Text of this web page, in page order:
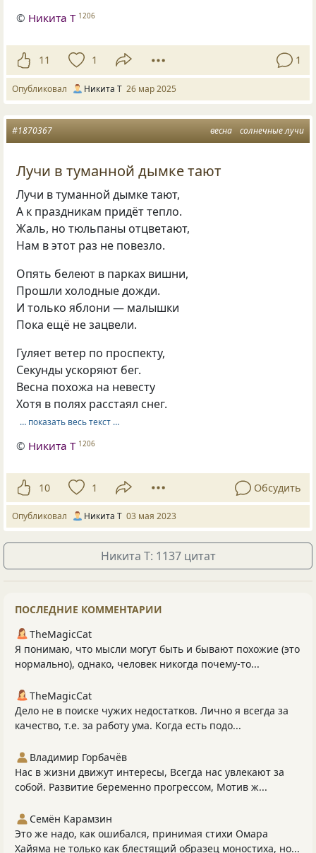
© Никита Т 1206
11 1 1
Опубликовал Никита Т 26 мар 2025
весна солнечные лучи
#1870367
Лучи в туманной дымке тают
Лучи в туманной дымке тают,
А к праздникам придёт тепло.
Жаль, но тюльпаны отцветают,
Нам в этот раз не повезло.
Опять белеют в парках вишни,
Прошли холодные дожди.
И только яблони — малышки
Пока ещё не зацвели.
Гуляет ветер по проспекту,
Секунды ускоряют бег.
Весна похожа на невесту
Хотя в полях расстаял снег.
… показать весь текст …
© Никита Т 1206
10 1 Обсудить
Опубликовал Никита Т 03 мая 2023
Никита Т: 1137 цитат
ПОСЛЕДНИЕ КОММЕНТАРИИ
TheMagicCat
Я понимаю, что мысли могут быть и бывают похожие (это
нормально), однако, человек никогда почему-то...
TheMagicCat
Дело не в поиске чужих недостатков. Лично я всегда за
качество, т.е. за работу ума. Когда есть подо...
Владимир Горбачёв
Нас в жизни движут интересы, Всегда нас увлекают за
собой. Развитие беременно прогрессом, Мотив ж...
Семён Карамзин
Это же надо, как ошибался, принимая стихи Омара
Хайяма не только как блестящий образец моностиха, но...